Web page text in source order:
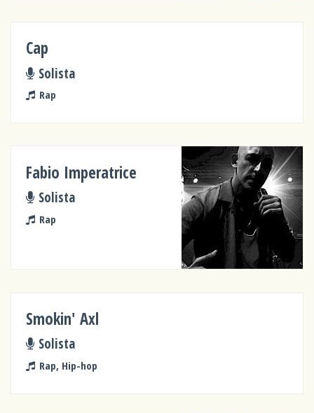
Cap
Solista
Rap
Fabio Imperatrice
Solista
Rap
Smokin' Axl
Solista
Rap, Hip-hop